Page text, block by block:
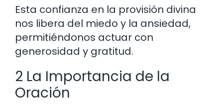
Esta confianza en la provisión divina
nos libera del miedo y la ansiedad,
permitiéndonos actuar con
generosidad y gratitud.
2 La Importancia de la
Oración